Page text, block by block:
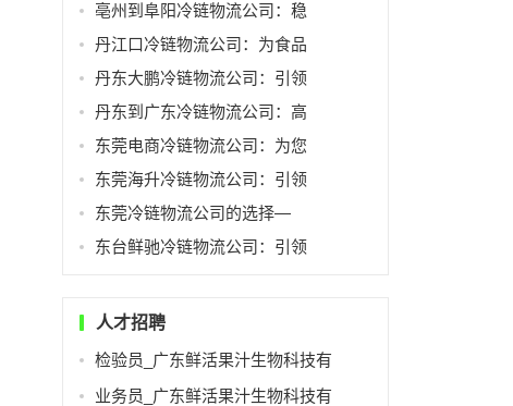
亳州到阜阳冷链物流公司：稳
丹江口冷链物流公司：为食品
丹东大鹏冷链物流公司：引领
丹东到广东冷链物流公司：高
东莞电商冷链物流公司：为您
东莞海升冷链物流公司：引领
东莞冷链物流公司的选择—
东台鲜驰冷链物流公司：引领
人才招聘
检验员_广东鲜活果汁生物科技有
业务员_广东鲜活果汁生物科技有